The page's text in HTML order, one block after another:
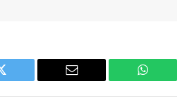
Twitter Email